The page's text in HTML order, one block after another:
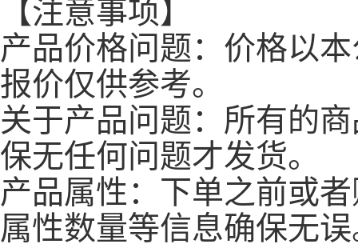
【注意事项】
产品价格问题：价格以
报价仅供参考。
关于产品问题：所有的
保无任何问题才发货。
产品属性：下单之前或
属性数量等信息确保无